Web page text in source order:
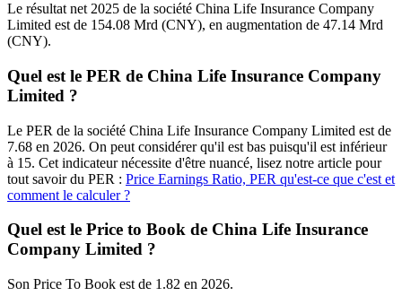
Le résultat net 2025 de la société China Life Insurance Company
Limited est de 154.08 Mrd (CNY), en augmentation de 47.14 Mrd
(CNY).
Quel est le PER de China Life Insurance Company
Limited ?
Le PER de la société China Life Insurance Company Limited est de
7.68 en 2026. On peut considérer qu'il est bas puisqu'il est inférieur
à 15. Cet indicateur nécessite d'être nuancé, lisez notre article pour
tout savoir du PER : Price Earnings Ratio, PER qu'est-ce que c'est et
comment le calculer ?
Quel est le Price to Book de China Life Insurance
Company Limited ?
Son Price To Book est de 1.82 en 2026.